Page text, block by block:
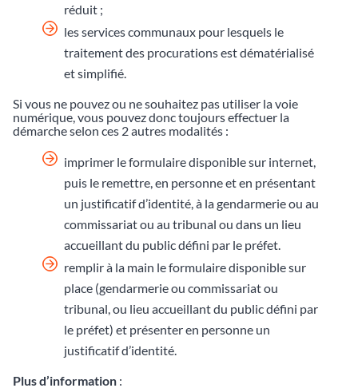
réduit ;
les services communaux pour lesquels le
traitement des procurations est dématérialisé
et simplifié.
Si vous ne pouvez ou ne souhaitez pas utiliser la voie
numérique, vous pouvez donc toujours effectuer la
démarche selon ces 2 autres modalités :
imprimer le formulaire disponible sur internet,
puis le remettre, en personne et en présentant
un justificatif d’identité, à la gendarmerie ou au
commissariat ou au tribunal ou dans un lieu
accueillant du public défini par le préfet.
remplir à la main le formulaire disponible sur
place (gendarmerie ou commissariat ou
tribunal, ou lieu accueillant du public défini par
le préfet) et présenter en personne un
justificatif d’identité.
Plus d’information :